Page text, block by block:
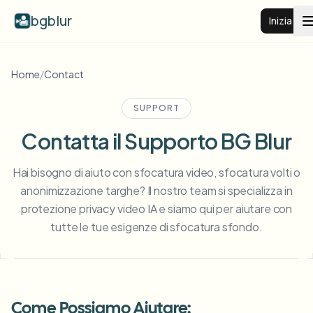
bgblur Inizia
Sfocatura sfondo video
Vedi tutti gli esempi
Sfoglia l'intera libreria di esempi
Sfoca targa
Funzionalità
Scuole e istruzione
Home/Contact
SUPPORT
Contatta il Supporto BG Blur
Hai bisogno di aiuto con sfocatura video, sfocatura volti o
anonimizzazione targhe? Il nostro team si specializza in
protezione privacy video IA e siamo qui per aiutare con
tutte le tue esigenze di sfocatura sfondo.
Come Possiamo Aiutare: